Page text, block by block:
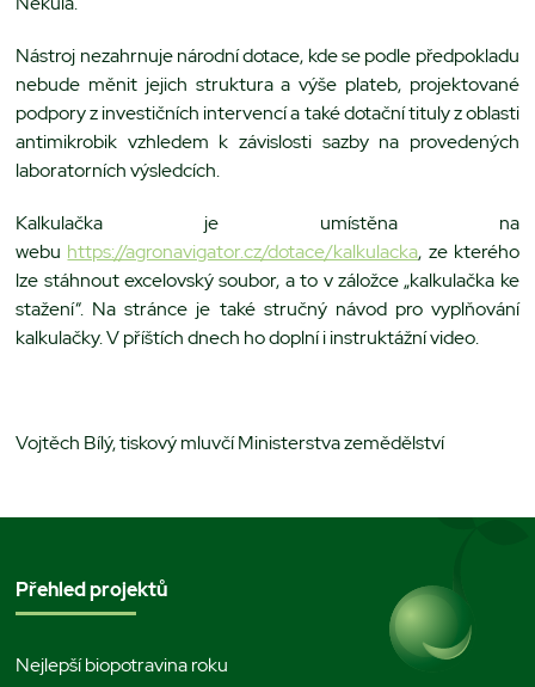
Nástroj nezahrnuje národní dotace, kde se podle předpokladu
nebude měnit jejich struktura a výše plateb, projektované
podpory z investičních intervencí a také dotační tituly z oblasti
antimikrobik vzhledem k závislosti sazby na provedených
laboratorních výsledcích.
Kalkulačka je umístěna na
webu https://agronavigator.cz/dotace/kalkulacka, ze kterého
lze stáhnout excelovský soubor, a to v záložce „kalkulačka ke
stažení“. Na stránce je také stručný návod pro vyplňování
kalkulačky. V příštích dnech ho doplní i instruktážní video.
Vojtěch Bílý, tiskový mluvčí Ministerstva zemědělství
Přehled projektů
Nejlepší biopotravina roku